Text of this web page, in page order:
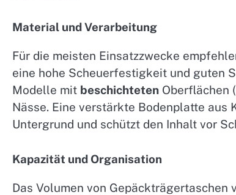
Material und Verarbeitung
Für die meisten Einsatzzwecke
eine hohe Scheuerfestigkeit und guten
Modelle mit beschichteten Oberflächen
Nässe. Eine verstärkte Bodenplatte aus
Untergrund und schützt den Inhalt vor
Kapazität und Organisation
Das Volumen von Gepäckträgertaschen